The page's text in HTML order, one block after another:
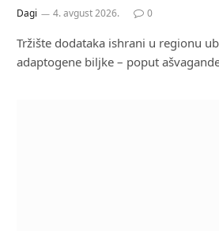
Dagi 4. avgust 2026. 0
Tržište dodataka ishrani u regionu
adaptogene biljke – poput